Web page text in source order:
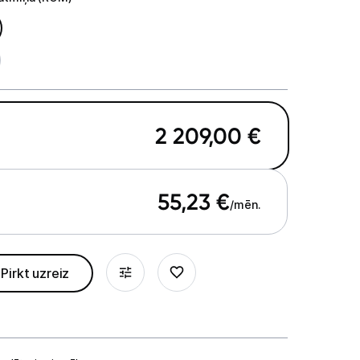
(ROM)
2 209,00 €
55,23 €/mēn.
Pirkt uzreiz